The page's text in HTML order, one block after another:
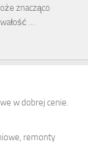
znacząco
…
w dobrej cenie.
remonty